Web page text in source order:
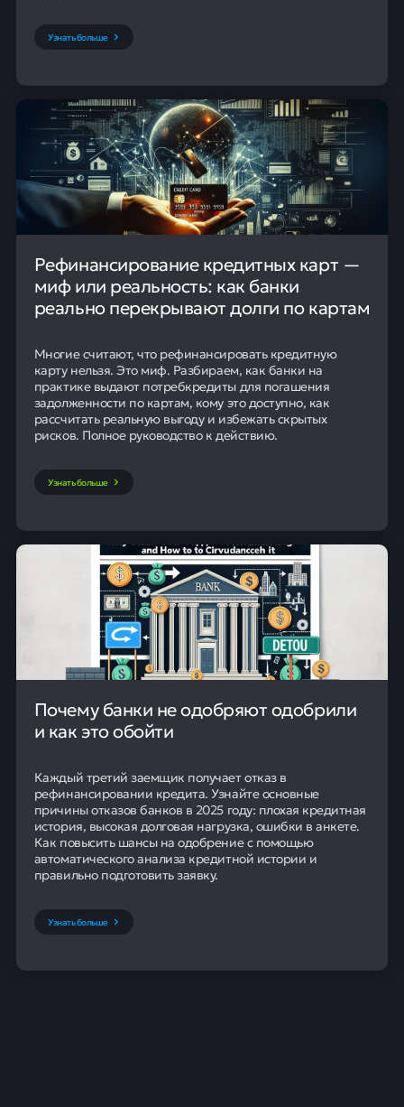
Узнать больше
Рефинансирование кредитных карт —
миф или реальность: как банки
реально перекрывают долги по картам
Многие считают, что рефинансировать кредитную
карту нельзя. Это миф. Разбираем, как банки на
практике выдают потребкредиты для погашения
задолженности по картам, кому это доступно, как
рассчитать реальную выгоду и избежать скрытых
рисков. Полное руководство к действию.
Узнать больше
Почему банки не одобряют одобрили
и как это обойти
Каждый третий заемщик получает отказ в
рефинансировании кредита. Узнайте основные
причины отказов банков в 2025 году: плохая кредитная
история, высокая долговая нагрузка, ошибки в анкете.
Как повысить шансы на одобрение с помощью
автоматического анализа кредитной истории и
правильно подготовить заявку.
Узнать больше